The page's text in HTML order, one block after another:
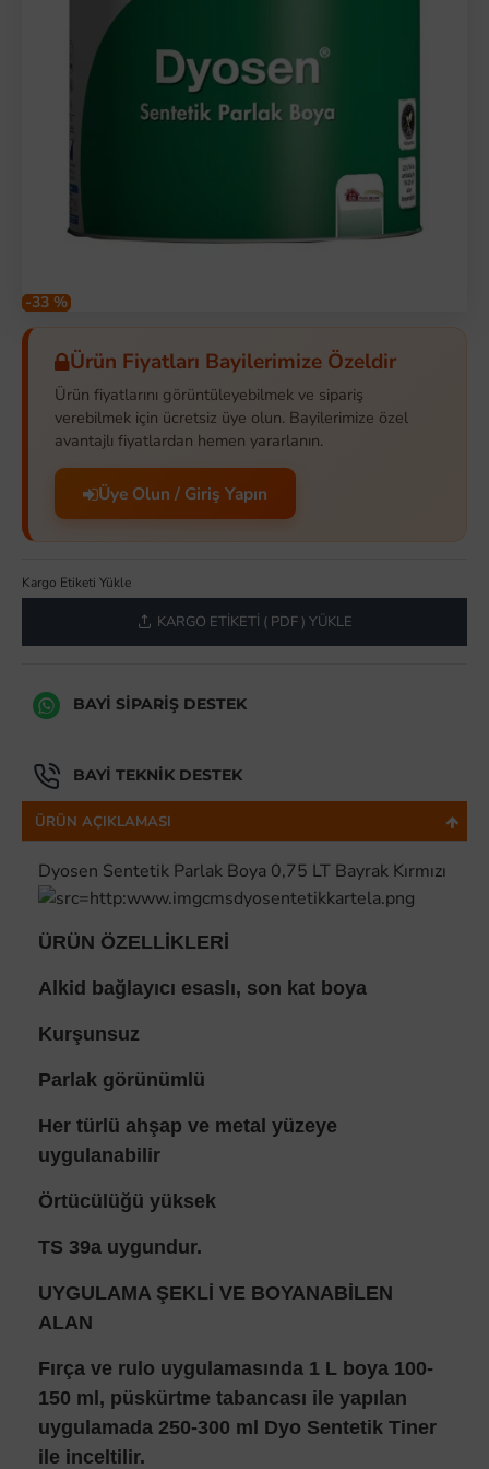
-33 %
Ürün Fiyatları Bayilerimize Özeldir
Ürün fiyatlarını görüntüleyebilmek ve sipariş
verebilmek için ücretsiz üye olun. Bayilerimize özel
avantajlı fiyatlardan hemen yararlanın.
Üye Olun / Giriş Yapın
Kargo Etiketi Yükle
KARGO ETIKETI ( PDF ) YÜKLE
BAYI SIPARIŞ DESTEK
BAYI TEKNIK DESTEK
ÜRÜN AÇIKLAMASI
Dyosen Sentetik Parlak Boya 0,75 LT Bayrak Kırmızı
ÜRÜN ÖZELLİKLERİ
Alkid bağlayıcı esaslı, son kat boya
Kurşunsuz
Parlak görünümlü
Her türlü ahşap ve metal yüzeye
uygulanabilir
Örtücülüğü yüksek
TS 39a uygundur.
UYGULAMA ŞEKLİ VE BOYANABİLEN
ALAN
Fırça ve rulo uygulamasında 1 L boya 100-
150 ml, püskürtme tabancası ile yapılan
uygulamada 250-300 ml Dyo Sentetik Tiner
ile inceltilir.